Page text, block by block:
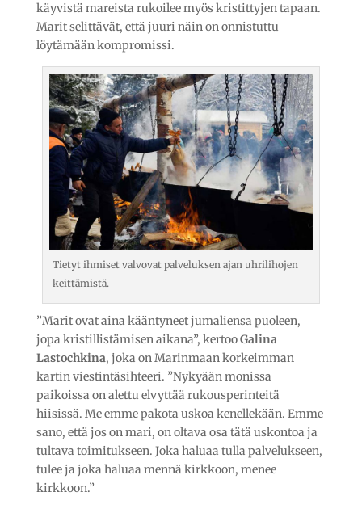
käyvistä mareista rukoilee myös kristittyjen tapaan.
Marit selittävät, että juuri näin on onnistuttu
löytämään kompromissi.
Tietyt ihmiset valvovat palveluksen ajan uhrilihojen
keittämistä.
”Marit ovat aina kääntyneet jumaliensa puoleen,
jopa kristillistämisen aikana”, kertooGalina
Lastochkina, joka on Marinmaan korkeimman
kartin viestintäsihteeri. ”Nykyään monissa
paikoissa on alettu elvyttää rukousperinteitä
hiisissä. Me emme pakota uskoa kenellekään. Emme
sano, että jos on mari, on oltava osa tätä uskontoa ja
tultava toimitukseen. Joka haluaa tulla palvelukseen,
tulee ja joka haluaa mennä kirkkoon, menee
kirkkoon.”